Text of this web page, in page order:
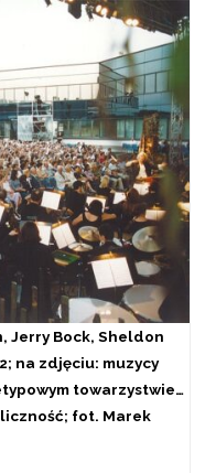
Jerry Bock, Sheldon
na zdjęciu: muzycy
towarzystwie…
fot. Marek